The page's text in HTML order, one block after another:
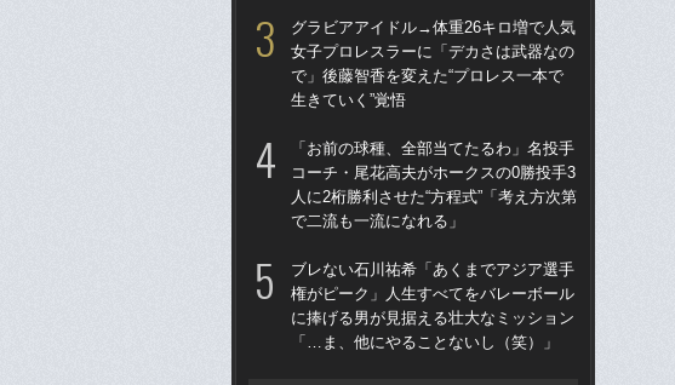
グラビアアイドル→体重26キロ増で人気
女子プロレスラーに「デカさは武器なの
で」後藤智香を変えた“プロレス一本で
生きていく”覚悟
「お前の球種、全部当てたるわ」名投手
コーチ・尾花高夫がホークスの0勝投手3
人に2桁勝利させた“方程式”「考え方次第
で二流も一流になれる」
ブレない石川祐希「あくまでアジア選手
権がピーク」人生すべてをバレーボール
に捧げる男が見据える壮大なミッション
「…ま、他にやることないし（笑）」